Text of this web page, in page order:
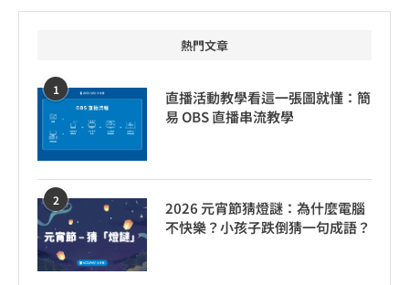
熱門文章
1
直播活動教學看這一張圖就懂：簡
易 OBS 直播串流教學
2
2026 元宵節猜燈謎：為什麼電腦
不快樂？小孩子跌倒猜一句成語？